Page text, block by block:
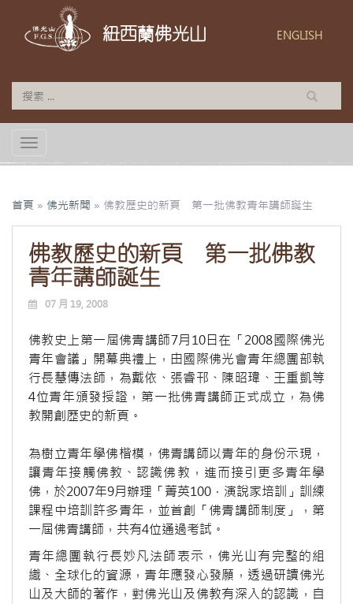
紐西蘭佛光山 ENGLISH
TOGGLE NAVIGATION
首頁 » 佛光新聞 » 佛教歷史的新頁 第一批佛教青年講師誕生
佛教歷史的新頁 第一批佛教
青年講師誕生
07 月 19, 2008
佛教史上第一屆佛青講師7月10日在「2008國際佛光
青年會議」開幕典禮上，由國際佛光會青年總團部執
行長慧傳法師，為戴依、張睿邗、陳昭瑋、王重凱等
4位青年頒發授證，第一批佛青講師正式成立，為佛
教開創歷史的新頁。
為樹立青年學佛楷模，佛青講師以青年的身份示現，
讓青年接觸佛教、認識佛教，進而接引更多青年學
佛，於2007年9月辦理「菁英100．演說家培訓」訓練
課程中培訓許多青年，並首創「佛青講師制度」，第
一屆佛青講師，共有4位通過考試。
青年總團執行長妙凡法師表示，佛光山有完整的組
織、全球化的資源，青年應發心發願，透過研讀佛光
山及大師的著作，對佛光山及佛教有深入的認識，自